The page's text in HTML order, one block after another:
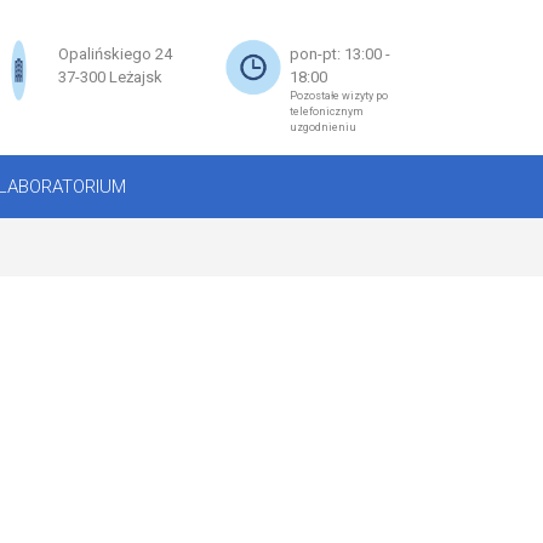
Opalińskiego 24
37-300 Leżajsk
pon-pt: 13:00 -
18:00
Pozostałe wizyty po
telefonicznym
uzgodnieniu